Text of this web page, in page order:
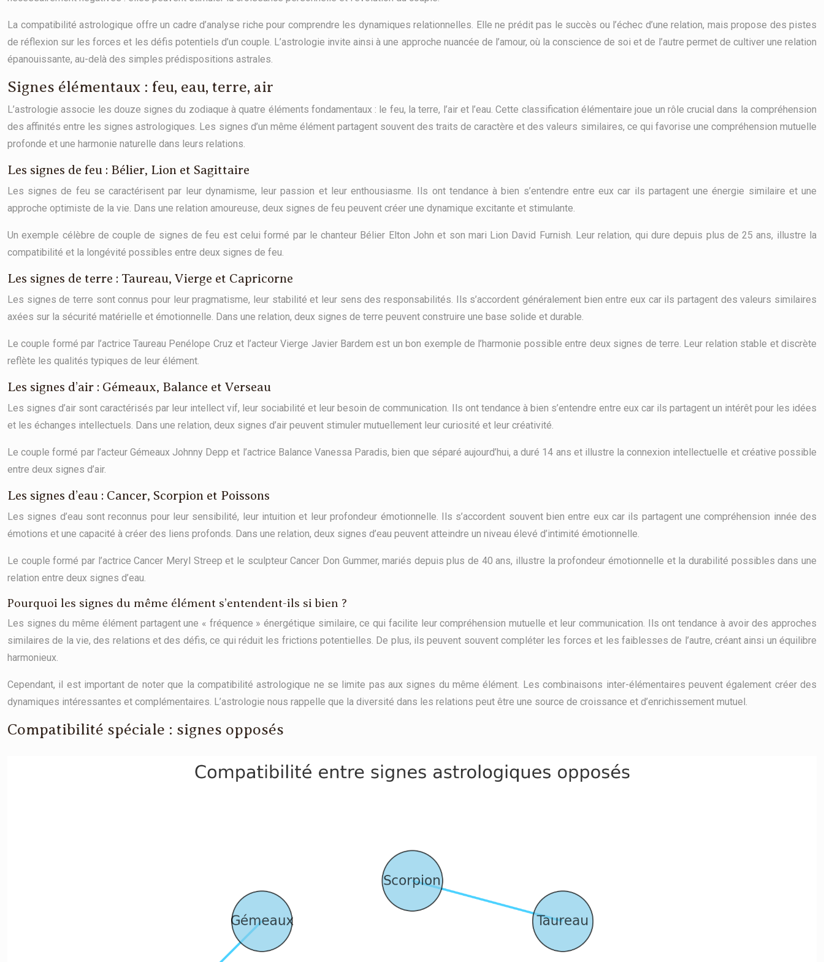
La compatibilité astrologique offre un cadre d’analyse riche pour comprendre les dynamiques relationnelles. Elle ne prédit pas le succès ou l’échec d’une relation, mais propose des pistes
de réflexion sur les forces et les défis potentiels d’un couple. L’astrologie invite ainsi à une approche nuancée de l’amour, où la conscience de soi et de l’autre permet de cultiver une relation
épanouissante, au-delà des simples prédispositions astrales.
Signes élémentaux : feu, eau, terre, air
L’astrologie associe les douze signes du zodiaque à quatre éléments fondamentaux : le feu, la terre, l’air et l’eau. Cette classification élémentaire joue un rôle crucial dans la compréhension
des affinités entre les signes astrologiques. Les signes d’un même élément partagent souvent des traits de caractère et des valeurs similaires, ce qui favorise une compréhension mutuelle
profonde et une harmonie naturelle dans leurs relations.
Les signes de feu : Bélier, Lion et Sagittaire
Les signes de feu se caractérisent par leur dynamisme, leur passion et leur enthousiasme. Ils ont tendance à bien s’entendre entre eux car ils partagent une énergie similaire et une
approche optimiste de la vie. Dans une relation amoureuse, deux signes de feu peuvent créer une dynamique excitante et stimulante.
Un exemple célèbre de couple de signes de feu est celui formé par le chanteur Bélier Elton John et son mari Lion David Furnish. Leur relation, qui dure depuis plus de 25 ans, illustre la
compatibilité et la longévité possibles entre deux signes de feu.
Les signes de terre : Taureau, Vierge et Capricorne
Les signes de terre sont connus pour leur pragmatisme, leur stabilité et leur sens des responsabilités. Ils s’accordent généralement bien entre eux car ils partagent des valeurs similaires
axées sur la sécurité matérielle et émotionnelle. Dans une relation, deux signes de terre peuvent construire une base solide et durable.
Le couple formé par l’actrice Taureau Penélope Cruz et l’acteur Vierge Javier Bardem est un bon exemple de l’harmonie possible entre deux signes de terre. Leur relation stable et discrète
reflète les qualités typiques de leur élément.
Les signes d’air : Gémeaux, Balance et Verseau
Les signes d’air sont caractérisés par leur intellect vif, leur sociabilité et leur besoin de communication. Ils ont tendance à bien s’entendre entre eux car ils partagent un intérêt pour les idées
et les échanges intellectuels. Dans une relation, deux signes d’air peuvent stimuler mutuellement leur curiosité et leur créativité.
Le couple formé par l’acteur Gémeaux Johnny Depp et l’actrice Balance Vanessa Paradis, bien que séparé aujourd’hui, a duré 14 ans et illustre la connexion intellectuelle et créative possible
entre deux signes d’air.
Les signes d’eau : Cancer, Scorpion et Poissons
Les signes d’eau sont reconnus pour leur sensibilité, leur intuition et leur profondeur émotionnelle. Ils s’accordent souvent bien entre eux car ils partagent une compréhension innée des
émotions et une capacité à créer des liens profonds. Dans une relation, deux signes d’eau peuvent atteindre un niveau élevé d’intimité émotionnelle.
Le couple formé par l’actrice Cancer Meryl Streep et le sculpteur Cancer Don Gummer, mariés depuis plus de 40 ans, illustre la profondeur émotionnelle et la durabilité possibles dans une
relation entre deux signes d’eau.
Pourquoi les signes du même élément s’entendent-ils si bien ?
Les signes du même élément partagent une « fréquence » énergétique similaire, ce qui facilite leur compréhension mutuelle et leur communication. Ils ont tendance à avoir des approches
similaires de la vie, des relations et des défis, ce qui réduit les frictions potentielles. De plus, ils peuvent souvent compléter les forces et les faiblesses de l’autre, créant ainsi un équilibre
harmonieux.
Cependant, il est important de noter que la compatibilité astrologique ne se limite pas aux signes du même élément. Les combinaisons inter-élémentaires peuvent également créer des
dynamiques intéressantes et complémentaires. L’astrologie nous rappelle que la diversité dans les relations peut être une source de croissance et d’enrichissement mutuel.
Compatibilité spéciale : signes opposés